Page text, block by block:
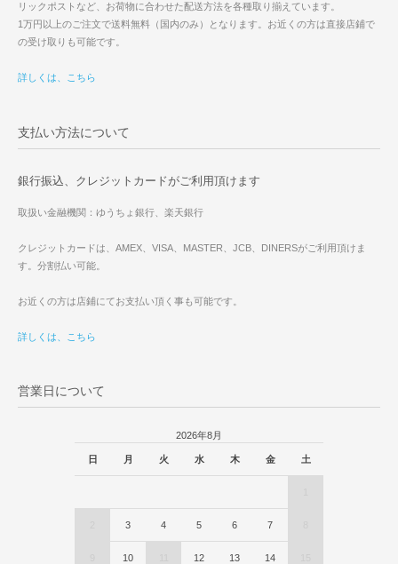
リックポストなど、お荷物に合わせた配送方法を各種取り揃えています。
1万円以上のご注文で送料無料（国内のみ）となります。お近くの方は直接店鋪で
の受け取りも可能です。
詳しくは、こちら
支払い方法について
銀行振込、クレジットカードがご利用頂けます
取扱い金融機関：ゆうちょ銀行、楽天銀行
クレジットカードは、AMEX、VISA、MASTER、JCB、DINERSがご利用頂けま
す。分割払い可能。
お近くの方は店鋪にてお支払い頂く事も可能です。
詳しくは、こちら
営業日について
2026年8月
日 月 火 水 木 金 土
3 4 5 6 7
10 12 13 14